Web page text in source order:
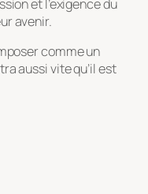
et l’exigence du
avenir.
comme un
aussi vite qu’il est